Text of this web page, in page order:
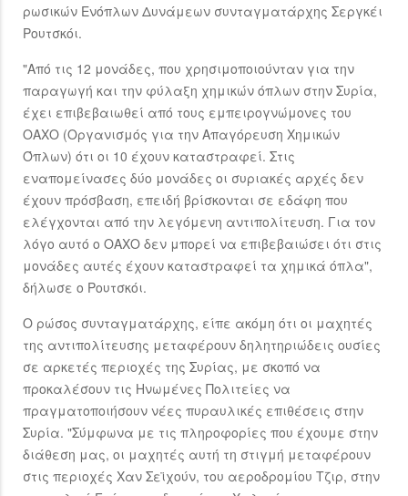
ρωσικών Ενόπλων Δυνάμεων συνταγματάρχης Σεργκέι
Ρουτσκόι.
"Από τις 12 μονάδες, που χρησιμοποιούνταν για την
παραγωγή και την φύλαξη χημικών όπλων στην Συρία,
έχει επιβεβαιωθεί από τους εμπειρογνώμονες του
ΟΑΧΟ (Οργανισμός για την Απαγόρευση Χημικών
Όπλων) ότι οι 10 έχουν καταστραφεί. Στις
εναπομείνασες δύο μονάδες οι συριακές αρχές δεν
έχουν πρόσβαση, επειδή βρίσκονται σε εδάφη που
ελέγχονται από την λεγόμενη αντιπολίτευση. Για τον
λόγο αυτό ο ΟΑΧΟ δεν μπορεί να επιβεβαιώσει ότι στις
μονάδες αυτές έχουν καταστραφεί τα χημικά όπλα",
δήλωσε ο Ρουτσκόι.
Ο ρώσος συνταγματάρχης, είπε ακόμη ότι οι μαχητές
της αντιπολίτευσης μεταφέρουν δηλητηριώδεις ουσίες
σε αρκετές περιοχές της Συρίας, με σκοπό να
προκαλέσουν τις Ηνωμένες Πολιτείες να
πραγματοποιήσουν νέες πυραυλικές επιθέσεις στην
Συρία. "Σύμφωνα με τις πληροφορίες που έχουμε στην
διάθεση μας, οι μαχητές αυτή τη στιγμή μεταφέρουν
στις περιοχές Χαν Σεϊχούν, του αεροδρομίου Τζιρ, στην